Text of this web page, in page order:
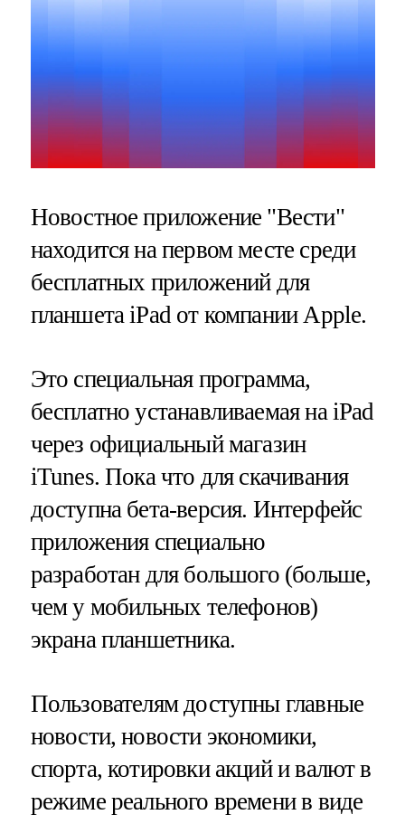
Новостное приложение "Вести"
находится на первом месте среди
бесплатных приложений для
планшета iPad от компании Apple.
Это специальная программа,
бесплатно устанавливаемая на iPad
через официальный магазин
iTunes. Пока что для скачивания
доступна бета-версия. Интерфейс
приложения специально
разработан для большого (больше,
чем у мобильных телефонов)
экрана планшетника.
Пользователям доступны главные
новости, новости экономики,
спорта, котировки акций и валют в
режиме реального времени в виде